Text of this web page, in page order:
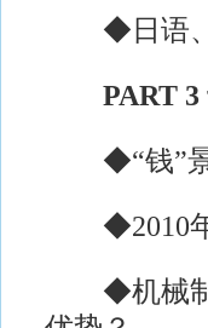
◆日语、
PART
◆“钱”景
◆2010年
◆机械制